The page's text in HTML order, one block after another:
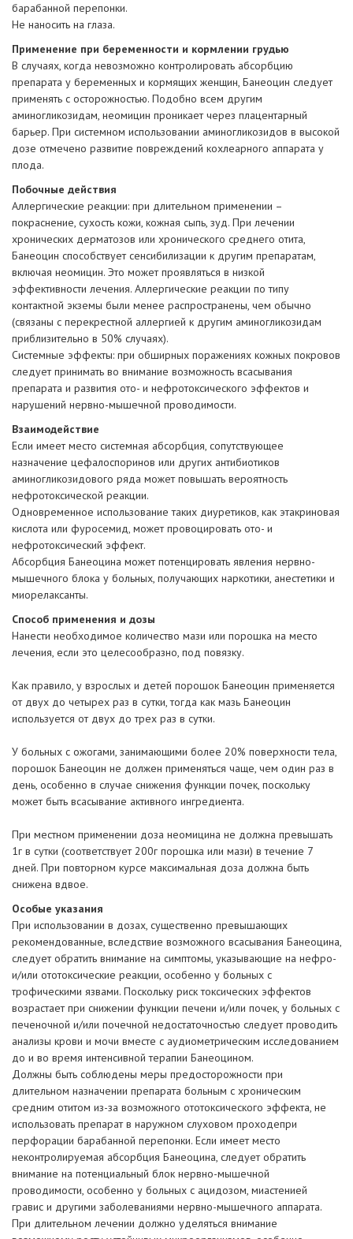
барабанной перепонки.
Не наносить на глаза.
Применение при беременности и кормлении грудью
В случаях, когда невозможно контролировать абсорбцию
препарата у беременных и кормящих женщин, Банеоцин следует
применять с осторожностью. Подобно всем другим
аминогликозидам, неомицин проникает через плацентарный
барьер. При системном использовании аминогликозидов в высокой
дозе отмечено развитие повреждений кохлеарного аппарата у
плода.
Побочные действия
Аллергические реакции: при длительном применении –
покраснение, сухость кожи, кожная сыпь, зуд. При лечении
хронических дерматозов или хронического среднего отита,
Банеоцин способствует сенсибилизации к другим препаратам,
включая неомицин. Это может проявляться в низкой
эффективности лечения. Аллергические реакции по типу
контактной экземы были менее распространены, чем обычно
(связаны с перекрестной аллергией к другим аминогликозидам
приблизительно в 50% случаях).
Системные эффекты: при обширных поражениях кожных покровов
следует принимать во внимание возможность всасывания
препарата и развития ото- и нефротоксического эффектов и
нарушений нервно-мышечной проводимости.
Взаимодействие
Если имеет место системная абсорбция, сопутствующее
назначение цефалоспоринов или других антибиотиков
аминогликозидового ряда может повышать вероятность
нефротоксической реакции.
Одновременное использование таких диуретиков, как этакриновая
кислота или фуросемид, может провоцировать ото- и
нефротоксический эффект.
Абсорбция Банеоцина может потенцировать явления нервно-
мышечного блока у больных, получающих наркотики, анестетики и
миорелаксанты.
Способ применения и дозы
Нанести необходимое количество мази или порошка на место
лечения, если это целесообразно, под повязку.
Как правило, у взрослых и детей порошок Банеоцин применяется
от двух до четырех раз в сутки, тогда как мазь Банеоцин
используется от двух до трех раз в сутки.
У больных с ожогами, занимающими более 20% поверхности тела,
порошок Банеоцин не должен применяться чаще, чем один раз в
день, особенно в случае снижения функции почек, поскольку
может быть всасывание активного ингредиента.
При местном применении доза неомицина не должна превышать
1г в сутки (соответствует 200г порошка или мази) в течение 7
дней. При повторном курсе максимальная доза должна быть
снижена вдвое.
Особые указания
При использовании в дозах, существенно превышающих
рекомендованные, вследствие возможного всасывания Банеоцина,
следует обратить внимание на симптомы, указывающие на нефро-
и/или ототоксические реакции, особенно у больных с
трофическими язвами. Поскольку риск токсических эффектов
возрастает при снижении функции печени и/или почек, у больных с
печеночной и/или почечной недостаточностью следует проводить
анализы крови и мочи вместе с аудиометрическим исследованием
до и во время интенсивной терапии Банеоцином.
Должны быть соблюдены меры предосторожности при
длительном назначении препарата больным с хроническим
средним отитом из-за возможного ототоксического эффекта, не
использовать препарат в наружном слуховом проходепри
перфорации барабанной перепонки. Если имеет место
неконтролируемая абсорбция Банеоцина, следует обратить
внимание на потенциальный блок нервно-мышечной
проводимости, особенно у больных с ацидозом, миастенией
гравис и другими заболеваниями нервно-мышечного аппарата.
При длительном лечении должно уделяться внимание